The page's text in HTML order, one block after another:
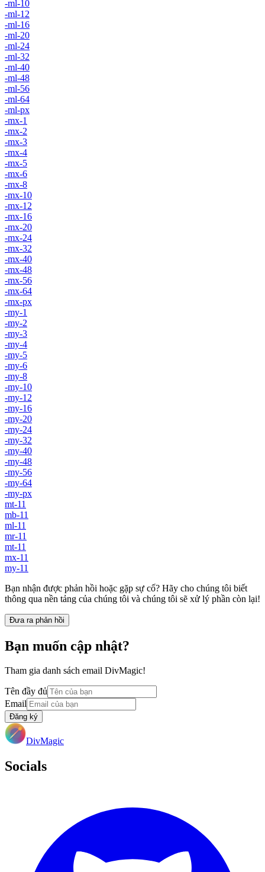
-ml-10
-ml-12
-ml-16
-ml-20
-ml-24
-ml-32
-ml-40
-ml-48
-ml-56
-ml-64
-ml-px
-mx-1
-mx-2
-mx-3
-mx-4
-mx-5
-mx-6
-mx-8
-mx-10
-mx-12
-mx-16
-mx-20
-mx-24
-mx-32
-mx-40
-mx-48
-mx-56
-mx-64
-mx-px
-my-1
-my-2
-my-3
-my-4
-my-5
-my-6
-my-8
-my-10
-my-12
-my-16
-my-20
-my-24
-my-32
-my-40
-my-48
-my-56
-my-64
-my-px
mt-11
mb-11
ml-11
mr-11
mt-11
mx-11
my-11
Bạn nhận được phản hồi hoặc gặp sự cố? Hãy cho chúng tôi biết
thông qua nền tảng của chúng tôi và chúng tôi sẽ xử lý phần còn lại!
Đưa ra phản hồi
Bạn muốn cập nhật?
Tham gia danh sách email DivMagic!
Tên đầy đủ
Email
Đăng ký
DivMagic
Socials